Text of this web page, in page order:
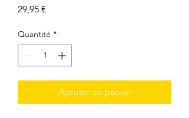
29,95 €
Quantité *
Ajouter au panier